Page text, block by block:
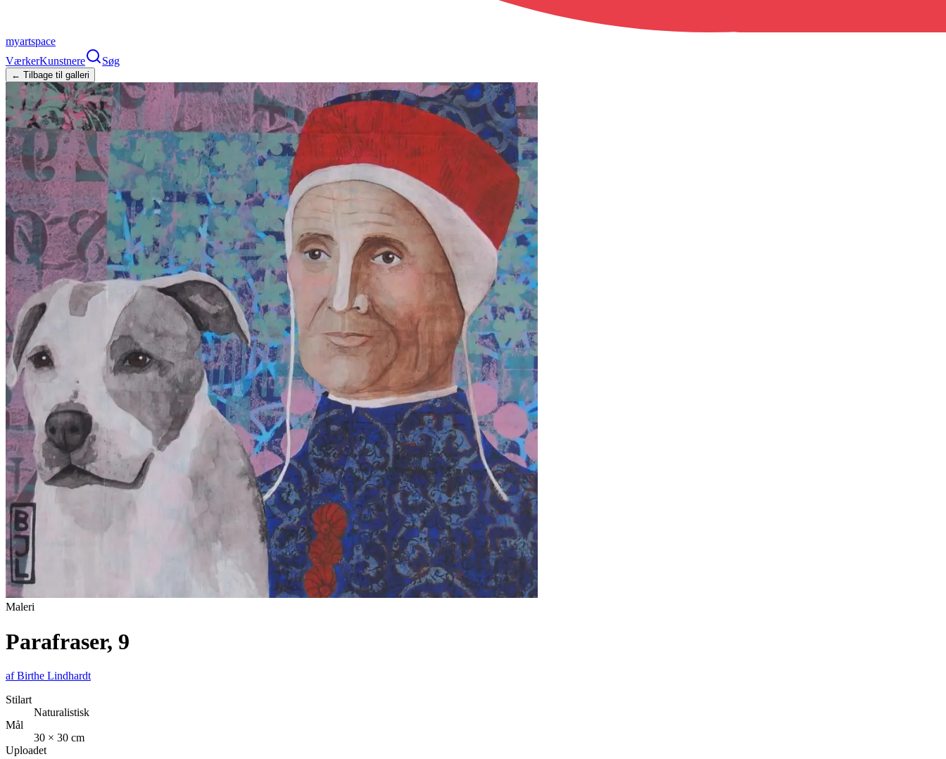
myartspace
VærkerKunstnere Søg
← Tilbage til galleri
Maleri
Parafraser, 9
afBirthe Lindhardt
Stilart
Naturalistisk
Mål
30 × 30 cm
Uploadet